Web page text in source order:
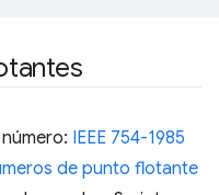
IEEE 754-1985
de punto flotante